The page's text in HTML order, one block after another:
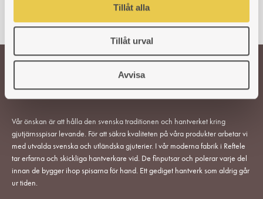
Tillåt alla
Tillåt urval
Avvisa
Välkommen till oss!
Vår önskan är att hålla den svenska traditionen och hantverket kring
gjutjärnsspisar levande. För att säkra kvaliteten på våra produkter arbetar vi
med utvalda svenska och utländska gjuterier. I vår moderna fabrik i Reftele
tar erfarna och skickliga hantverkare vid. De finputsar och polerar varje del
innan de bygger ihop spisarna för hand. Ett gediget hantverk som aldrig går
ur tiden.